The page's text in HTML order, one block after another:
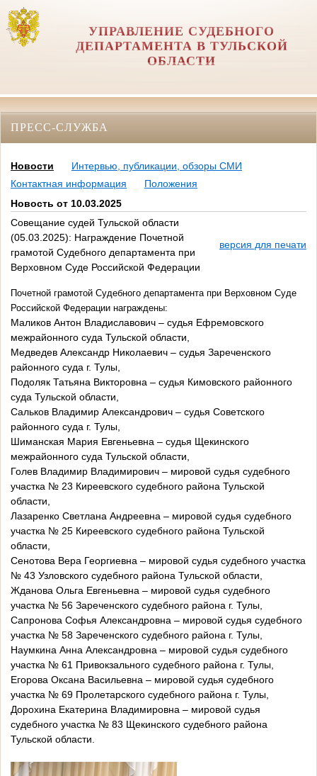
УПРАВЛЕНИЕ СУДЕБНОГО
ДЕПАРТАМЕНТА В ТУЛЬСКОЙ
ОБЛАСТИ
ПРЕСС-СЛУЖБА
Новости
Интервью, публикации, обзоры СМИ
Контактная информация
Положения
Новость от 10.03.2025
Совещание судей Тульской области
(05.03.2025): Награждение Почетной
грамотой Судебного департамента при
Верховном Суде Российской Федерации
версия для печати
Почетной грамотой Судебного департамента при Верховном Суде
Российской Федерации награждены:
Маликов Антон Владиславович – судья Ефремовского
межрайонного суда Тульской области,
Медведев Александр Николаевич – судья Зареченского
районного суда г. Тулы,
Подоляк Татьяна Викторовна – судья Кимовского районного
суда Тульской области,
Сальков Владимир Александрович – судья Советского
районного суда г. Тулы,
Шиманская Мария Евгеньевна – судья Щекинского
межрайонного суда Тульской области,
Голев Владимир Владимирович – мировой судья судебного
участка № 23 Киреевского судебного района Тульской
области,
Лазаренко Светлана Андреевна – мировой судья судебного
участка № 25 Киреевского судебного района Тульской
области,
Сенотова Вера Георгиевна – мировой судья судебного участка
№ 43 Узловского судебного района Тульской области,
Жданова Ольга Евгеньевна – мировой судья судебного
участка № 56 Зареченского судебного района г. Тулы,
Сапронова Софья Александровна – мировой судья судебного
участка № 58 Зареченского судебного района г. Тулы,
Наумкина Анна Александровна – мировой судья судебного
участка № 61 Привокзального судебного района г. Тулы,
Егорова Оксана Васильевна – мировой судья судебного
участка № 69 Пролетарского судебного района г. Тулы,
Дорохина Екатерина Владимировна – мировой судья
судебного участка № 83 Щекинского судебного района
Тульской области.